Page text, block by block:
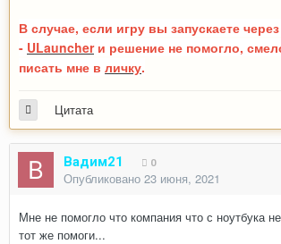
В случае, если игру вы запускаете
- ULauncherи решение не помогло,
писать мне в личку.
Цитата
Вадим21 0
Опубликовано 23 июня, 2021
Мне не помогло что компания что с ноутбука
тот же помоги...